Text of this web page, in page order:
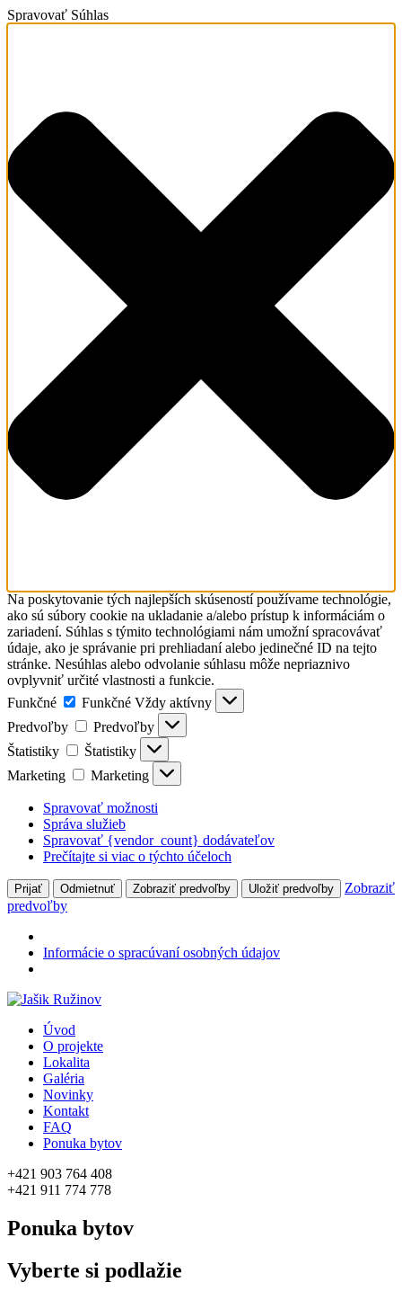
Spravovať Súhlas
Na poskytovanie tých najlepších skúseností používame technológie,
ako sú súbory cookie na ukladanie a/alebo prístup k informáciám o
zariadení. Súhlas s týmito technológiami nám umožní spracovávať
údaje, ako je správanie pri prehliadaní alebo jedinečné ID na tejto
stránke. Nesúhlas alebo odvolanie súhlasu môže nepriaznivo
ovplyvniť určité vlastnosti a funkcie.
Funkčné
Funkčné Vždy aktívny
Predvoľby
Predvoľby
Štatistiky
Štatistiky
Marketing
Marketing
Spravovať možnosti
Správa služieb
Spravovať {vendor_count} dodávateľov
Prečítajte si viac o týchto účeloch
Prijať Odmietnuť Zobraziť predvoľby Uložiť predvoľby
Zobraziť
predvoľby
Informácie o spracúvaní osobných údajov
Úvod
O projekte
Lokalita
Galéria
Novinky
Kontakt
FAQ
Ponuka bytov
+421 903 764 408
+421 911 774 778
Ponuka bytov
Vyberte si podlažie